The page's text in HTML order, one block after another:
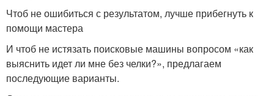
Чтоб не ошибиться с результатом, лучше прибегнуть к
помощи мастера
И чтоб не истязать поисковые машины вопросом «как
выяснить идет ли мне без челки?», предлагаем
последующие варианты.